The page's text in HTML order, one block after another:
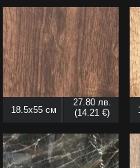
18.5x55 см
27.80 лв.
(14.21 €)